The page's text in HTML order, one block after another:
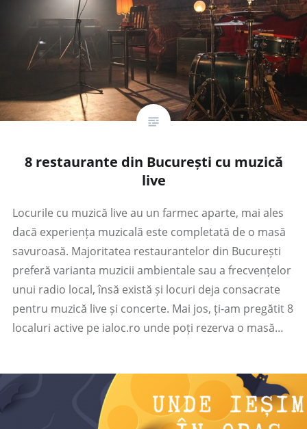
8 restaurante din București cu muzică
live
Locurile cu muzică live au un farmec aparte, mai ales
dacă experiența muzicală este completată de o masă
savuroasă. Majoritatea restaurantelor din București
preferă varianta muzicii ambientale sau a frecvențelor
unui radio local, însă există și locuri deja consacrate
pentru muzică live și concerte. Mai jos, ți-am pregătit 8
localuri active pe ialoc.ro unde poți rezerva o masă…